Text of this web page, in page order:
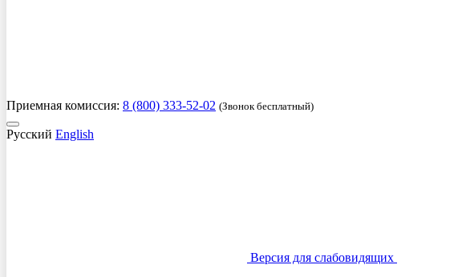
Приемная комиссия: 8 (800) 333-52-02 (Звонок бесплатный)
Русский English
Версия для слабовидящих